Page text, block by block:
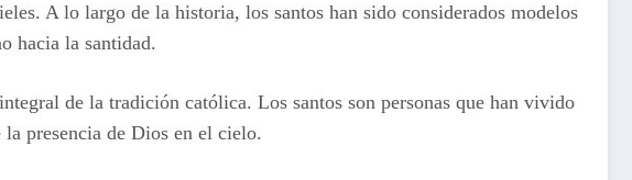
A lo largo de la historia, los santos han sido considerados modelos
hacia la santidad.
de la tradición católica. Los santos son personas que han vivido
presencia de Dios en el cielo.